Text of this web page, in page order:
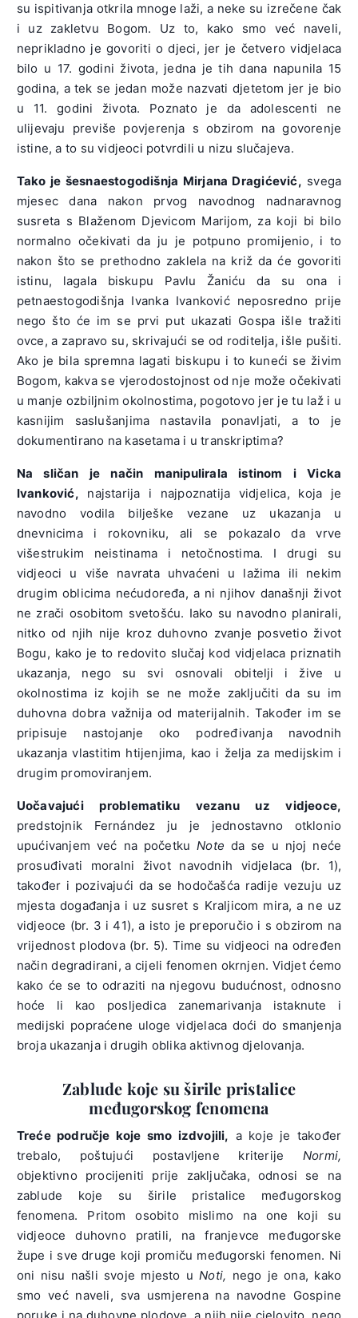
su ispitivanja otkrila mnoge laži, a neke su izrečene čak
i uz zakletvu Bogom. Uz to, kako smo već naveli,
neprikladno je govoriti o djeci, jer je četvero vidjelaca
bilo u 17. godini života, jedna je tih dana napunila 15
godina, a tek se jedan može nazvati djetetom jer je bio
u 11. godini života. Poznato je da adolescenti ne
ulijevaju previše povjerenja s obzirom na govorenje
istine, a to su vidjeoci potvrdili u nizu slučajeva.
Tako je šesnaestogodišnja Mirjana Dragićević, svega
mjesec dana nakon prvog navodnog nadnaravnog
susreta s Blaženom Djevicom Marijom, za koji bi bilo
normalno očekivati da ju je potpuno promijenio, i to
nakon što se prethodno zaklela na križ da će govoriti
istinu, lagala biskupu Pavlu Žaniću da su ona i
petnaestogodišnja Ivanka Ivanković neposredno prije
nego što će im se prvi put ukazati Gospa išle tražiti
ovce, a zapravo su, skrivajući se od roditelja, išle pušiti.
Ako je bila spremna lagati biskupu i to kuneći se živim
Bogom, kakva se vjerodostojnost od nje može očekivati
u manje ozbiljnim okolnostima, pogotovo jer je tu laž i u
kasnijim saslušanjima nastavila ponavljati, a to je
dokumentirano na kasetama i u transkriptima?
Na sličan je način manipulirala istinom i Vicka
Ivanković, najstarija i najpoznatija vidjelica, koja je
navodno vodila bilješke vezane uz ukazanja u
dnevnicima i rokovniku, ali se pokazalo da vrve
višestrukim neistinama i netočnostima. I drugi su
vidjeoci u više navrata uhvaćeni u lažima ili nekim
drugim oblicima nećudoređa, a ni njihov današnji život
ne zrači osobitom svetošću. Iako su navodno planirali,
nitko od njih nije kroz duhovno zvanje posvetio život
Bogu, kako je to redovito slučaj kod vidjelaca priznatih
ukazanja, nego su svi osnovali obitelji i žive u
okolnostima iz kojih se ne može zaključiti da su im
duhovna dobra važnija od materijalnih. Također im se
pripisuje nastojanje oko podređivanja navodnih
ukazanja vlastitim htijenjima, kao i želja za medijskim i
drugim promoviranjem.
Uočavajući problematiku vezanu uz vidjeoce,
predstojnik Fernández ju je jednostavno otklonio
upućivanjem već na početkuNote da se u njoj neće
prosuđivati moralni život navodnih vidjelaca (br. 1),
također i pozivajući da se hodočašća radije vezuju uz
mjesta događanja i uz susret s Kraljicom mira, a ne uz
vidjeoce (br. 3 i 41), a isto je preporučio i s obzirom na
vrijednost plodova (br. 5). Time su vidjeoci na određen
način degradirani, a cijeli fenomen okrnjen. Vidjet ćemo
kako će se to odraziti na njegovu budućnost, odnosno
hoće li kao posljedica zanemarivanja istaknute i
medijski popraćene uloge vidjelaca doći do smanjenja
broja ukazanja i drugih oblika aktivnog djelovanja.
Zablude koje su širile pristalice
međugorskog fenomena
Treće područje koje smo izdvojili, a koje je također
trebalo, poštujući postavljene kriterije Normi,
objektivno procijeniti prije zaključaka, odnosi se na
zablude koje su širile pristalice međugorskog
fenomena. Pritom osobito mislimo na one koji su
vidjeoce duhovno pratili, na franjevce međugorske
župe i sve druge koji promiču međugorski fenomen. Ni
oni nisu našli svoje mjesto uNoti, nego je ona, kako
smo već naveli, sva usmjerena na navodne Gospine